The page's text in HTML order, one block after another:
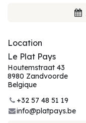
Location
Le Plat Pays
Houtemstraat 43
8980 Zandvoorde
Belgique
+32 57 48 51 19
info@platpays.be